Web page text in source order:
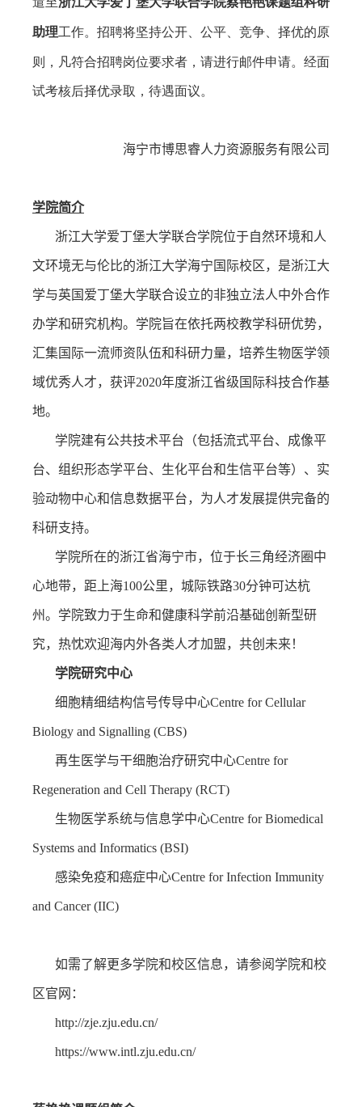
助理工作。招聘将坚持公开、公平、竞争、择优的原
则，凡符合招聘岗位要求者，请进行邮件申请。经面
试考核后择优录取，待遇面议。
海宁市博思睿人力资源服务有限公司
学院简介
浙江大学爱丁堡大学联合学院位于自然环境和人
文环境无与伦比的浙江大学海宁国际校区，是浙江大
学与英国爱丁堡大学联合设立的非独立法人中外合作
办学和研究机构。学院旨在依托两校教学科研优势，
汇集国际一流师资队伍和科研力量，培养生物医学领
域优秀人才，获评2020年度浙江省级国际科技合作基
地。
学院建有公共技术平台（包括流式平台、成像平
台、组织形态学平台、生化平台和生信平台等）、实
验动物中心和信息数据平台，为人才发展提供完备的
科研支持。
学院所在的浙江省海宁市，位于长三角经济圈中
心地带，距上海100公里，城际铁路30分钟可达杭
州。学院致力于生命和健康科学前沿基础创新型研
究，热忱欢迎海内外各类人才加盟，共创未来！
学院研究中心
细胞精细结构信号传导中心Centre for Cellular
Biology and Signalling (CBS)
再生医学与干细胞治疗研究中心Centre for
Regeneration and Cell Therapy (RCT)
生物医学系统与信息学中心Centre for Biomedical
Systems and Informatics (BSI)
感染免疫和癌症中心Centre for Infection Immunity
and Cancer (IIC)
如需了解更多学院和校区信息，请参阅学院和校
区官网：
http://zje.zju.edu.cn/
https://www.intl.zju.edu.cn/